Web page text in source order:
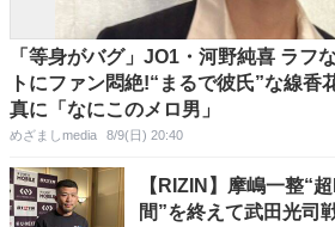
「等身がバグ」JO1・河野純喜 ラフ
トにファン悶絶!“まるで彼氏”な線香
真に「なにこのメロ男」
めざましmedia 8/9(日) 20:40
【RIZIN】摩嶋一整“
間”を終えて武田光司